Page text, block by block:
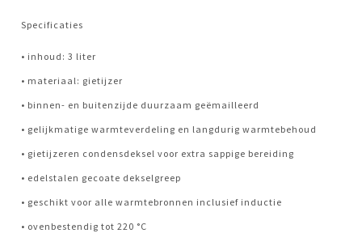
Specificaties
• inhoud: 3 liter
• materiaal: gietijzer
• binnen- en buitenzijde duurzaam geëmailleerd
• gelijkmatige warmteverdeling en langdurig warmtebehoud
• gietijzeren condensdeksel voor extra sappige bereiding
• edelstalen gecoate dekselgreep
• geschikt voor alle warmtebronnen inclusief inductie
• ovenbestendig tot 220 °C